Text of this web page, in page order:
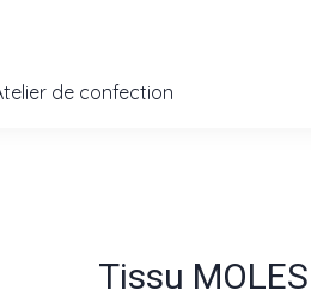
de confection
Tissu